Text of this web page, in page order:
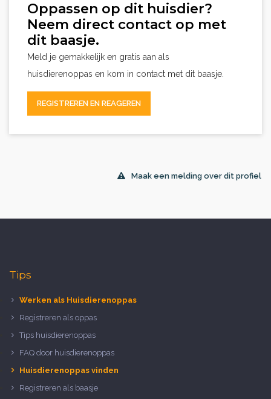
Oppassen op dit huisdier?
Neem direct contact op met
dit baasje.
Meld je gemakkelijk en gratis aan als
huisdierenoppas en kom in contact met dit baasje.
REGISTREREN EN REAGEREN
Maak een melding over dit profiel
Tips
Werken als Huisdierenoppas
Registreren als oppas
Tips huisdierenoppas
FAQ door huisdierenoppas
Huisdierenoppas vinden
Registreren als baasje